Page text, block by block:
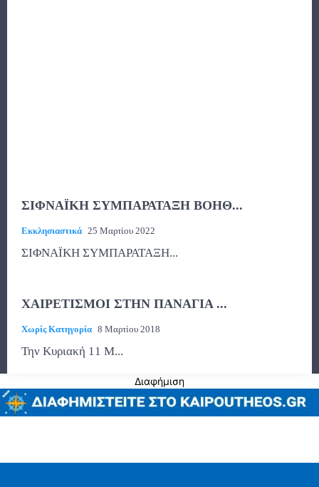
ΣΙΦΝΑΪΚΗ ΣΥΜΠΑΡΑΤΑΞΗ ΒΟΗΘ...
Εκκλησιαστικά 25 Μαρτίου 2022
ΣΙΦΝΑΪΚΗ ΣΥΜΠΑΡΑΤΑΞΗ...
ΧΑΙΡΕΤΙΣΜΟΙ ΣΤΗΝ ΠΑΝΑΓΙΑ ...
Χωρίς Κατηγορία 8 Μαρτίου 2018
Την Κυριακή 11 Μ...
Διαφήμιση